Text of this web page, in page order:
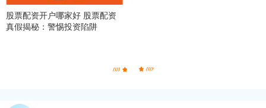
股票配资开户哪家好 股票配资
真假揭秘：警惕投资陷阱